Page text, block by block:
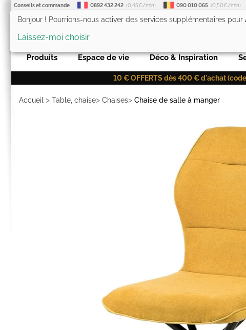
Conseils et commande 0892 432 242 (0,45€/min) 090 010 065 (0,50€/min)
Produits Espace de vie Déco & Inspiration
10 € OFFERTS dès 400 € d'achat
Accueil > Table, chaise> Chaises> Chaise de salle à manger
Bonjour ! Pourrions-nous activer des services supplémentaires pour
Laissez-moi choisir